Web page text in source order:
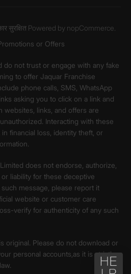
सुरक्षित Powered by nopCommerce.
or Offers
do not trust or engage with any fake
to offer Jaquar Franchise
phone calls, SMS, WhatsApp
asking you to click on a link and
websites, links, and offers are
Interacting with these
financial loss, identity theft, or
does not endorse, authorize,
liability for these deceptive
message, please report it
website or customer care
verify for authenticity of any such
original. Please do not download or
personal accounts,as it is strictly